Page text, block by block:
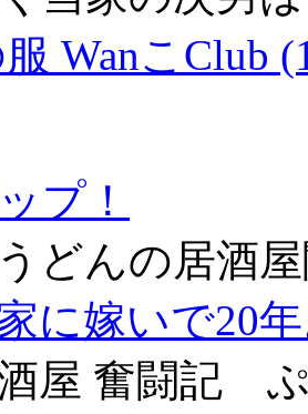
WanこClub
プ！
どんの居酒
に嫁いで20
屋 奮闘記